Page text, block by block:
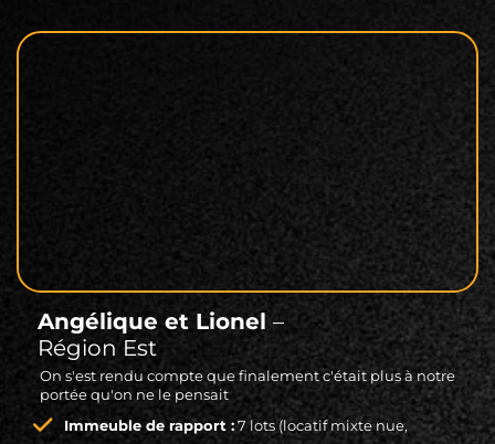
Angélique et Lionel –
Région Est
On s'est rendu compte que finalement c'était plus à notre
portée qu'on ne le pensait
Immeuble de rapport :7 lots (locatif mixte nue,